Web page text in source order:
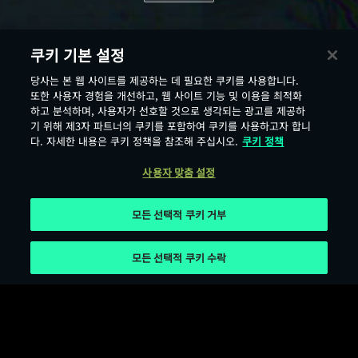
쿠키 기본 설정
당사는 본 웹 사이트를 제공하는 데 필요한 쿠키를 사용합니다.
또한 사용자 경험을 개선하고, 웹 사이트 기능 및 이용을 최적화
하고 분석하며, 사용자가 선호할 것으로 생각되는 광고를 제공하
기 위해 제3자 파트너의 쿠키를 포함하여 쿠키를 사용하고자 합니
다. 자세한 내용은 쿠키 정책을 참조해 주십시오. 쿠키 정책
사용자 맞춤 설정
모든 선택적 쿠키 거부
모든 선택적 쿠키 수락